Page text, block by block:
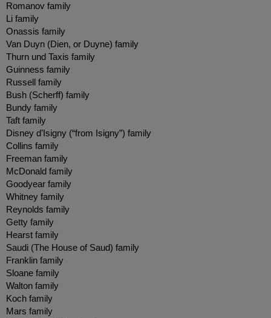
Romanov family
Li family
Onassis family
Van Duyn (Dien, or Duyne) family
Thurn und Taxis family
Guinness family
Russell family
Bush (Scherff) family
Bundy family
Taft family
Disney d’Isigny (“from Isigny”) family
Collins family
Freeman family
McDonald family
Goodyear family
Whitney family
Reynolds family
Getty family
Hearst family
Saudi (The House of Saud) family
Franklin family
Sloane family
Walton family
Koch family
Mars family